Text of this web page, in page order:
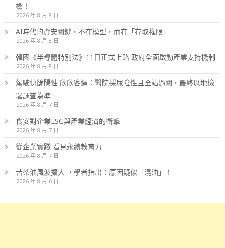
檢！
2026 年 8 月 8 日
AI時代的資安關鍵，不在模型，而在「存取權限」
2026 年 8 月 8 日
韓國《半導體特別法》11日正式上路 政府全面啟動產業支持機制
2026 年 8 月 8 日
駕駛快篩陽性 欣欣客運：醫院採尿陰性且全站過關，最終以地檢
署調查為準
2026 年 8 月 7 日
食安對企業ESG與產業經濟的衝擊
2026 年 8 月 7 日
從企業實踐 看見永續教育力
2026 年 8 月 7 日
苦茶油風波擴大 ，學者指出：原因疑似「混油」！
2026 年 8 月 6 日